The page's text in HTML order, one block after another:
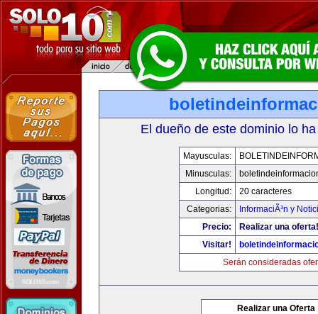
El dueño de este dominio lo
Mayusculas:
Minusculas:
Longitud:
20 caracteres
Categorias:
InformaciÃ³n y
Precio:
Realizar una oferta!
Visitar!
Serán consideradas
Realizar una Oferta